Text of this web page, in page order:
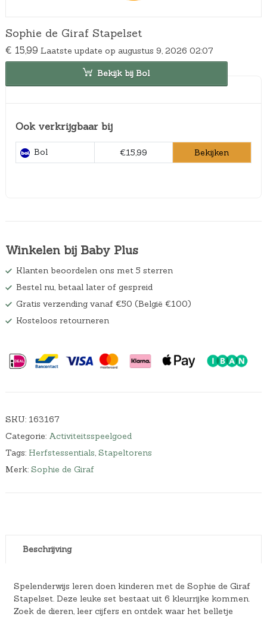
Sophie de Giraf Stapelset
€ 15,99 Laatste update op augustus 9, 2026 02:07
Bekijk bij Bol
Ook verkrijgbaar bij
Bol €15,99 Bekijken
Winkelen bij Baby Plus
Klanten beoordelen ons met 5 sterren
Bestel nu, betaal later of gespreid
Gratis verzending vanaf €50 (België €100)
Kosteloos retourneren
SKU: 163167
Categorie: Activiteitsspeelgoed
Tags: Herfstessentials, Stapeltorens
Merk: Sophie de Giraf
Beschrijving
Spelenderwijs leren doen kinderen met de Sophie de Giraf
Stapelset. Deze leuke set bestaat uit 6 kleurrijke kommen.
Zoek de dieren, leer cijfers en ontdek waar het belletje